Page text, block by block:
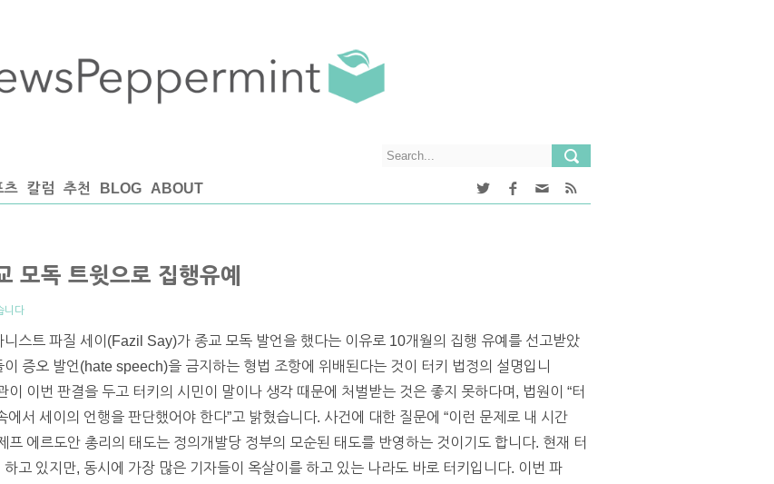
츠 칼럼 추천 BLOG ABOUT
모독 트윗으로 집행유예
니다
스트 파질 세이(Fazil Say)가 종교 모독 발언을 했다는 이유로 10개월의 집행 유예를 선고받았
증오 발언(hate speech)을 금지하는 형법 조항에 위배된다는 것이 터키 법정의 설명입니
이번 판결을 두고 터키의 시민이 말이나 생각 때문에 처벌받는 것은 좋지 못하다며, 법원이 “터
서 세이의 언행을 판단했어야 한다”고 밝혔습니다. 사건에 대한 질문에 “이런 문제로 내 시간
프 에르도안 총리의 태도는 정의개발당 정부의 모순된 태도를 반영하는 것이기도 합니다. 현재 터
고 있지만, 동시에 가장 많은 기자들이 옥살이를 하고 있는 나라도 바로 터키입니다. 이번 파